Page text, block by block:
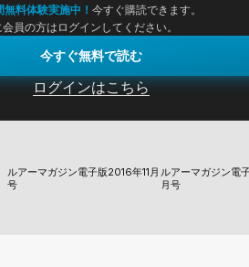
無料体験実施中！今すぐ購読できます。
員の方はログインしてください。
今すぐ無料で読む
ログインはこちら
ルアーマガジン電子版2016年11月
号
ルアーマガジン電
月号